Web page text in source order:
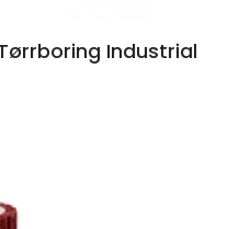
Industrial